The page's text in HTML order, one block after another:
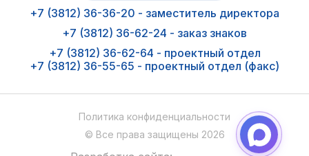
+7 (3812) 36-36-20 - заместитель директора
+7 (3812) 36-62-24 - заказ знаков
+7 (3812) 36-62-64 - проектный отдел
+7 (3812) 36-55-65 - проектный отдел (факс)
© Все права защищены 2026
Политика конфиденциальности